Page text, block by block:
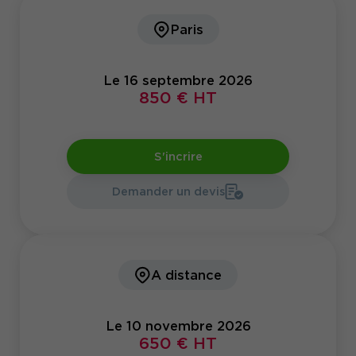
Paris
Le 16 septembre 2026
850 € HT
S'incrire
Demander un devis
A distance
Le 10 novembre 2026
650 € HT